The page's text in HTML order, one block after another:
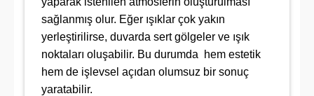
sağlanmış olur. Eğer ışıklar çok yakın
yerleştirilirse, duvarda sert gölgeler ve ışık
noktaları oluşabilir. Bu durumda hem estetik
hem de işlevsel açıdan olumsuz bir sonuç
yaratabilir.